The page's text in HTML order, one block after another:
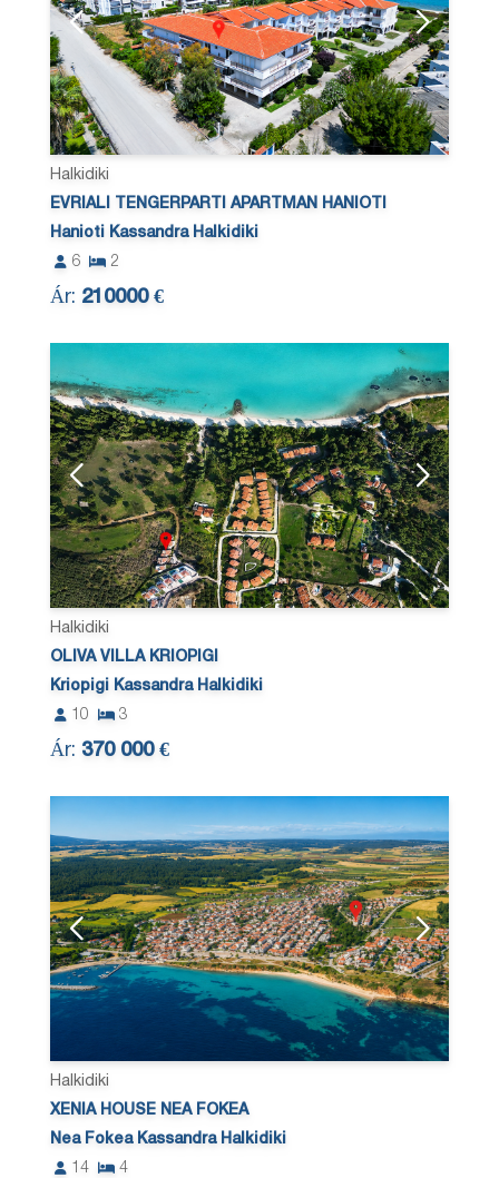
Halkidiki
EVRIALI TENGERPARTI APARTMAN HANIOTI
Hanioti Kassandra Halkidiki
6
2
Ár: 210000 €
Halkidiki
OLIVA VILLA KRIOPIGI
Kriopigi Kassandra Halkidiki
10
3
Ár: 370 000 €
Halkidiki
XENIA HOUSE NEA FOKEA
Nea Fokea Kassandra Halkidiki
14
4